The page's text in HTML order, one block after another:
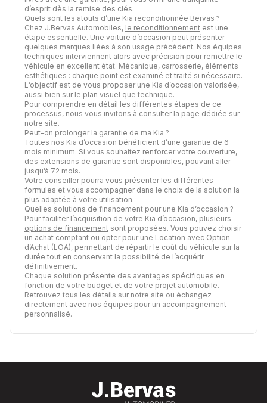
d’esprit dès la remise des clés.
Quels sont les atouts d’une Kia reconditionnée Bervas ?
Chez J.Bervas Automobiles, le reconditionnement est une
étape essentielle. Une voiture d’occasion peut présenter
quelques marques liées à son usage précédent. Nos équipes
techniques interviennent alors avec précision pour remettre le
véhicule en excellent état. Mécanique, carrosserie, éléments
esthétiques : chaque point est examiné et traité si nécessaire.
L’objectif est de vous proposer une Kia d’occasion valorisée,
aussi bien sur le plan visuel que technique.
Pour comprendre en détail les différentes étapes de ce
processus, nous vous invitons à consulter la page dédiée sur
notre site.
Peut-on prolonger la garantie de ma Kia ?
Toutes nos Kia d’occasion bénéficient d’une garantie de 6
mois minimum. Si vous souhaitez renforcer votre couverture,
des extensions de garantie sont disponibles, pouvant aller
jusqu’à 72 mois.
Votre conseiller pourra vous présenter les différentes
formules et vous accompagner dans le choix de la solution la
plus adaptée à votre utilisation.
Quelles solutions de financement pour une Kia d’occasion ?
Pour faciliter l’acquisition de votre Kia d’occasion, plusieurs
options de financement sont proposées. Vous pouvez choisir
un achat comptant ou opter pour une Location avec Option
d’Achat (LOA), permettant de répartir le coût du véhicule sur la
durée tout en conservant la possibilité de l’acquérir
définitivement.
Chaque solution présente des avantages spécifiques en
fonction de votre budget et de votre projet automobile.
Retrouvez tous les détails sur notre site ou échangez
directement avec nos équipes pour un accompagnement
personnalisé.